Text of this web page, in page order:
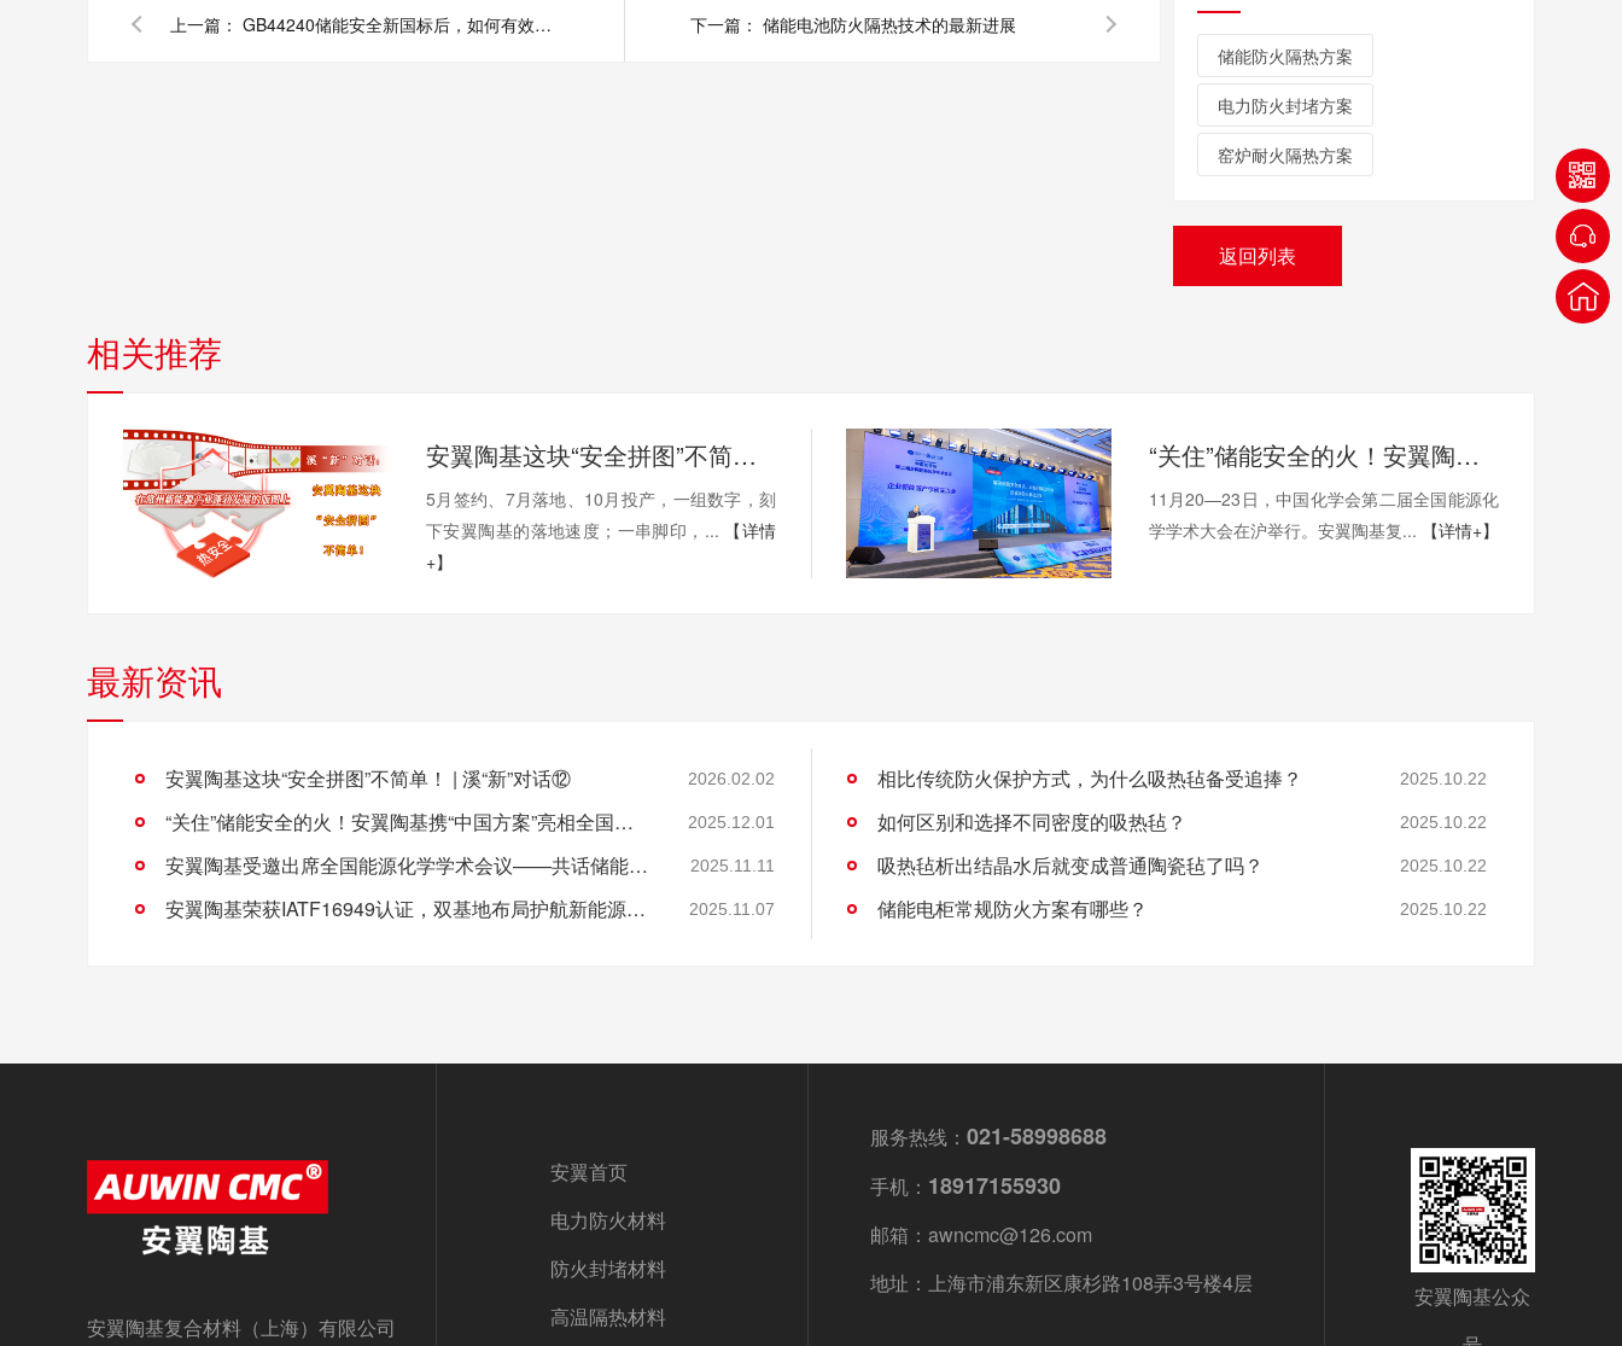
上一篇： GB44240储能安全新国标后，如何有效防止热失控蔓延？ 下一篇： 储能电池防火隔热技术的最新进展
储能防火隔热方案
电力防火封堵方案
窑炉耐火隔热方案
返回列表
相关推荐
安翼陶基这块“安全拼图”不简单！ | 溪“新”对话⑫
5月签约、7月落地、10月投产，一组数字，刻
下安翼陶基的落地速度；一串脚印，...
【详情
+】
“关住”储能安全的火！安翼陶基携“中国方案”亮相全国能源化学大会
11月20—23日，中国化学会第二届全国能源化
学学术大会在沪举行。安翼陶基复...
【详情+】
最新资讯
安翼陶基这块“安全拼图”不简单！ | 溪“新”对话⑫ 2026.02.02
“关住”储能安全的火！安翼陶基携“中国方案”亮相全国能源化学大会 2025.12.01
安翼陶基受邀出席全国能源化学学术会议——共话储能安全新方案 2025.11.11
安翼陶基荣获IATF16949认证，双基地布局护航新能源汽车安全 2025.11.07
相比传统防火保护方式，为什么吸热毡备受追捧？ 2025.10.22
如何区别和选择不同密度的吸热毡？ 2025.10.22
吸热毡析出结晶水后就变成普通陶瓷毡了吗？ 2025.10.22
储能电柜常规防火方案有哪些？ 2025.10.22
安翼陶基复合材料（上海）有限公司
安翼首页
电力防火材料
防火封堵材料
高温隔热材料
服务热线： 021-58998688
手机： 18917155930
邮箱：awncmc@126.com
地址：上海市浦东新区康杉路108弄3号楼4层
安翼陶基公众